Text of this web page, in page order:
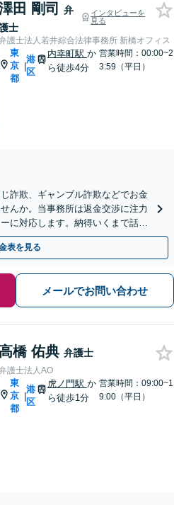
田 剛司
弁
士
インタビューを
見る
護士法人若井綜合法律事務所 新橋オフィス
東
京
都
|
港
区
内幸町駅 か
ら徒歩4分
営業時間：00:00~2
3:59（平日）
詐欺、ギャンブル詐欺などでお金
んか。当事務所は返金交渉に注力
に対応します。納得いくまで話し
【LINE対応】
表を見る
メールでお問い合わせ
橋 佑典 弁護士
護士法人AO
東
京
都
|
港
区
虎ノ門駅 か
ら徒歩1分
営業時間：09:00~1
9:00（平日）